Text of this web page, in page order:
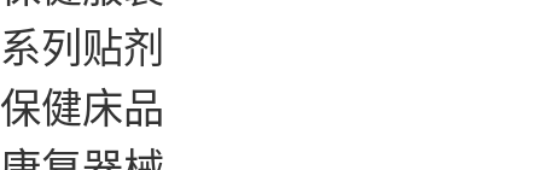
系列贴剂
保健床品